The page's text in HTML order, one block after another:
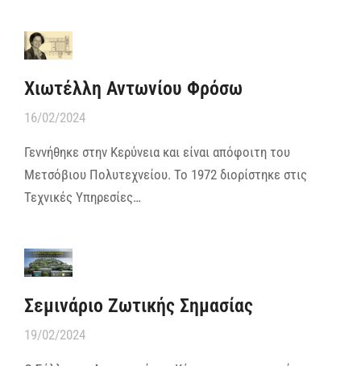
Χιωτέλλη Αντωνίου Φρόσω
16/02/2024
Γεννήθηκε στην Κερύνεια και είναι απόφοιτη του
Μετσόβιου Πολυτεχνείου. Το 1972 διορίστηκε στις
Τεχνικές Υπηρεσίες…
Σεμινάριο Ζωτικής Σημασίας
19/02/2024